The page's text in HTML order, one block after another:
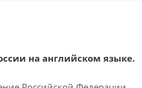
на английском языке.